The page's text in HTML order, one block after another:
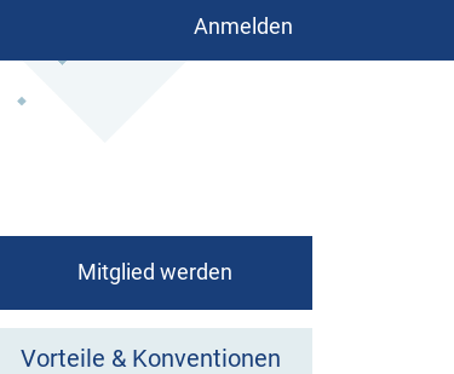
Benutzermenü
Anmelden
Mitglied werden
Vorteile & Konventionen